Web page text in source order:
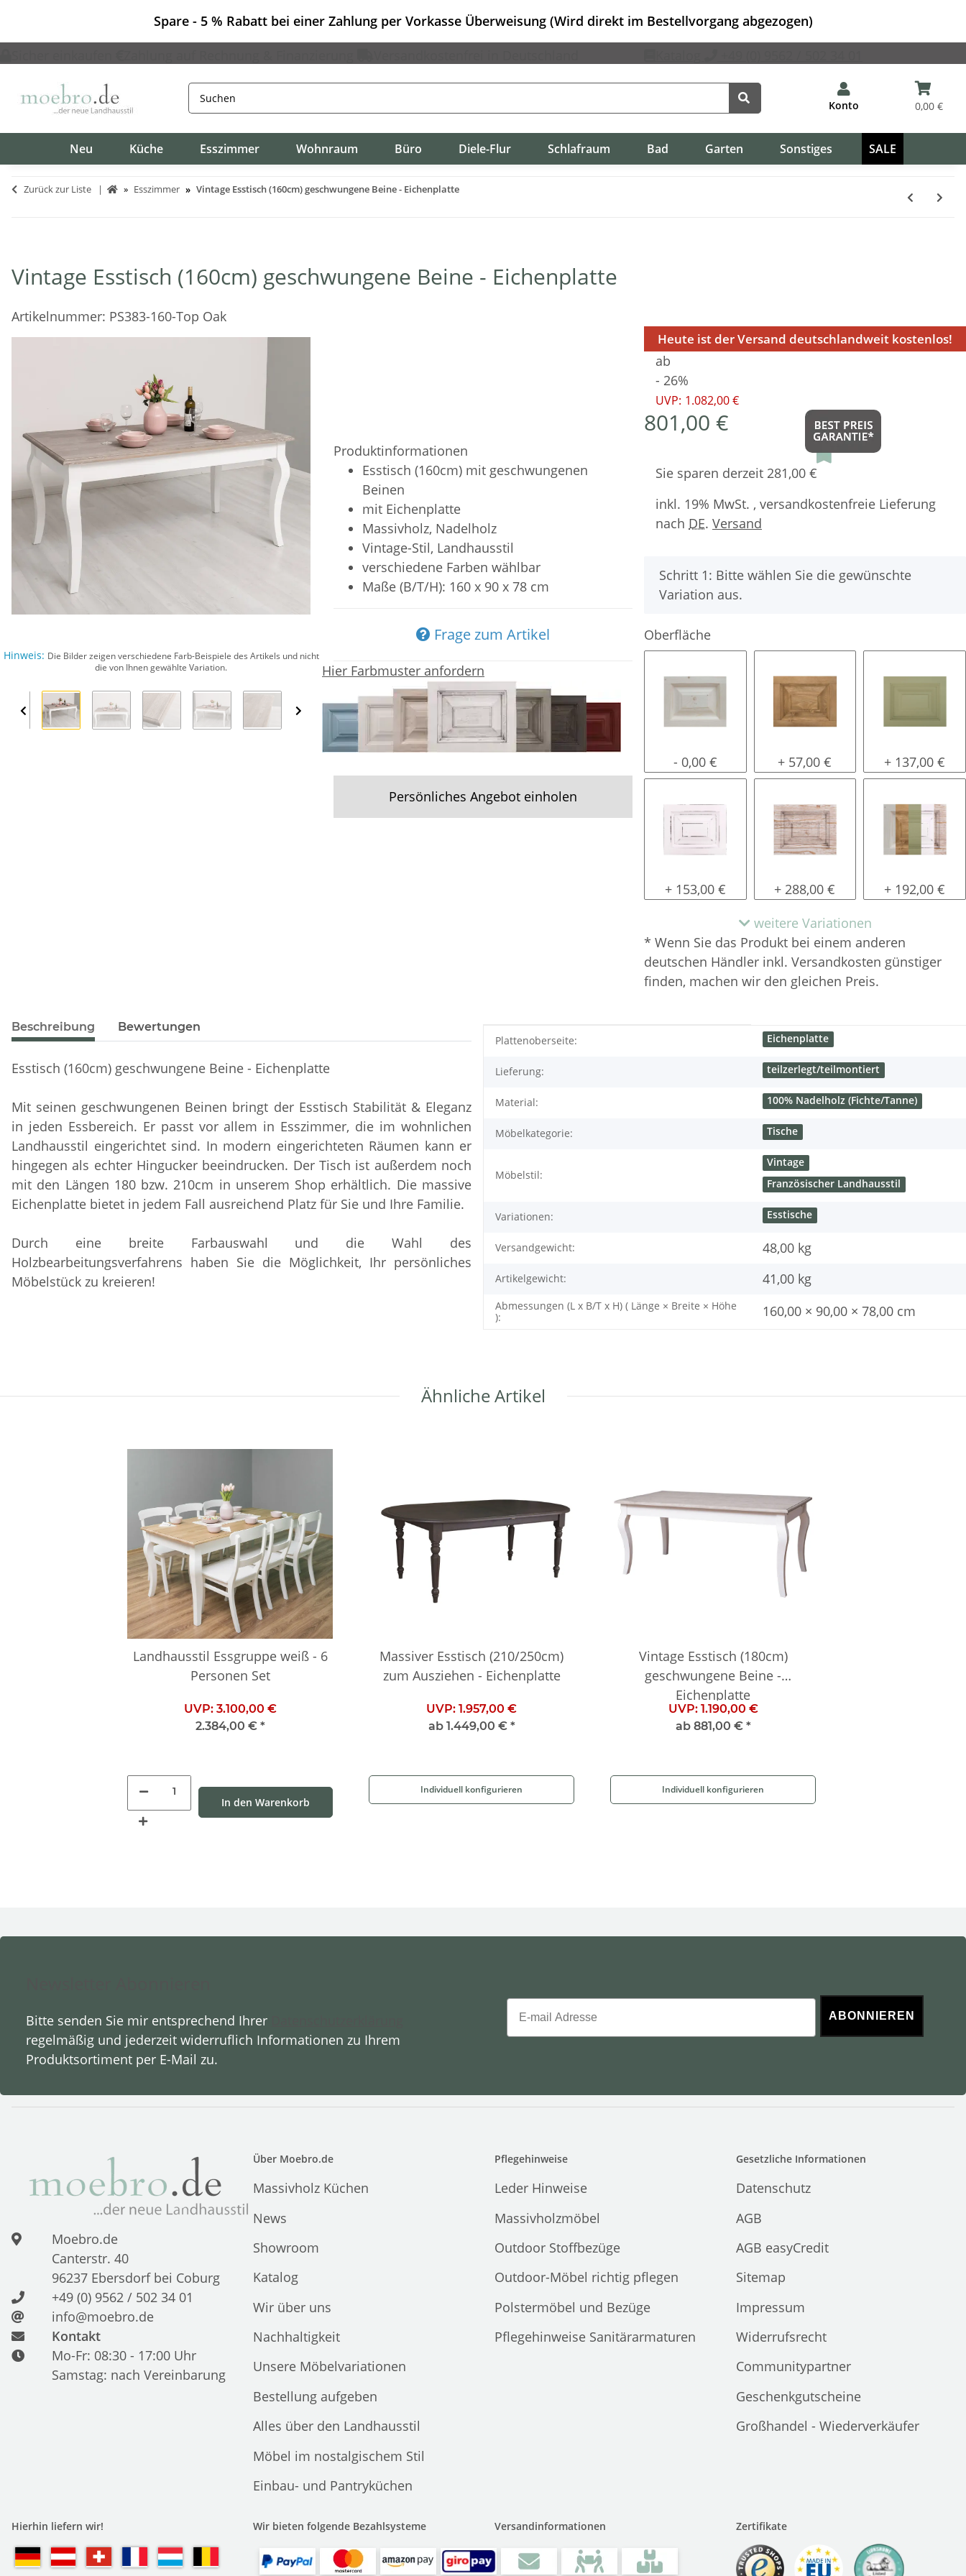
Spare - 5 % Rabatt bei einer Zahlung per Vorkasse Überweisung (Wird direkt im Bestellvorgang abgezogen)
Konto 0,00 €
Neu Küche Esszimmer Wohnraum Büro Diele-Flur Schlafraum Bad Garten Sonstiges SALE
Zurück zur Liste Esszimmer Vintage Esstisch (160cm) geschwungene Beine - Eichenplatte
Vintage Esstisch (160cm) geschwungene Beine - Eichenplatte
Artikelnummer: PS383-160-Top Oak
Hinweis: Die Bilder zeigen verschiedene Farb-Beispiele des Artikels und nicht
die von Ihnen gewählte Variation.
Produktinformationen
Esstisch (160cm) mit geschwungenen
Beinen
mit Eichenplatte
Massivholz, Nadelholz
Vintage-Stil, Landhausstil
verschiedene Farben wählbar
Maße (B/T/H): 160 x 90 x 78 cm
Frage zum Artikel
Hier Farbmuster anfordern
Persönliches Angebot einholen
Heute ist der Versand deutschlandweit kostenlos!
ab
- 26%
UVP: 1.082,00 €
801,00 €
Sie sparen derzeit 281,00 €
inkl. 19% MwSt. , versandkostenfreie Lieferung
nach DE. Versand
x
Schritt 1: Bitte wählen Sie die gewünschte
Variation aus.
Oberfläche
natur (unlackiert)
- 0,00 € gewachst
+ 57,00 € lackiert
+ 137,00 €
shabby chic / antik look
+ 153,00 € tief gebürstet
+ 288,00 € Konfigurator
+ 192,00 €
weitere Variationen
* Wenn Sie das Produkt bei einem anderen
deutschen Händler inkl. Versandkosten günstiger
finden, machen wir den gleichen Preis.
Beschreibung Bewertungen
Esstisch (160cm) geschwungene Beine - Eichenplatte
Mit seinen geschwungenen Beinen bringt der Esstisch Stabilität & Eleganz
in jeden Essbereich. Er passt vor allem in Esszimmer, die im wohnlichen
Landhausstil eingerichtet sind. In modern eingerichteten Räumen kann er
hingegen als echter Hingucker beeindrucken. Der Tisch ist außerdem noch
mit den Längen 180 bzw. 210cm in unserem Shop erhältlich. Die massive
Eichenplatte bietet in jedem Fall ausreichend Platz für Sie und Ihre Familie.
Durch eine breite Farbauswahl und die Wahl des
Holzbearbeitungsverfahrens haben Sie die Möglichkeit, Ihr persönliches
Möbelstück zu kreieren!
Produkteigenschaft
Wert
Plattenoberseite: Eichenplatte
Lieferung: teilzerlegt/teilmontiert
Material: 100% Nadelholz (Fichte/Tanne)
Möbelkategorie: Tische
Möbelstil:
Vintage
Französischer Landhausstil
Variationen: Esstische
Versandgewicht: 48,00 kg
Artikelgewicht: 41,00 kg
Abmessungen (L x B/T x H) ( Länge × Breite × Höhe
):
160,00 × 90,00 × 78,00 cm
Ähnliche Artikel
Landhausstil Essgruppe weiß - 6
Personen Set
UVP: 3.100,00 €
2.384,00 € *
In den Warenkorb
Massiver Esstisch (210/250cm)
zum Ausziehen - Eichenplatte
UVP: 1.957,00 €
ab 1.449,00 € *
Individuell konfigurieren
Vintage Esstisch (180cm)
geschwungene Beine -
Eichenplatte
UVP: 1.190,00 €
ab 881,00 € *
Individuell konfigurieren
Bitte senden Sie mir entsprechend Ihrer
regelmäßig und jederzeit widerruflich Informationen zu Ihrem
Produktsortiment per E-Mail zu.
Email
ABONNIEREN
Moebro.de
Canterstr. 40
96237 Ebersdorf bei Coburg
+49 (0) 9562 / 502 34 01
info@moebro.de
Kontakt
Mo-Fr: 08:30 - 17:00 Uhr
Samstag: nach Vereinbarung
Über Moebro.de
Massivholz Küchen
News
Showroom
Katalog
Wir über uns
Nachhaltigkeit
Unsere Möbelvariationen
Bestellung aufgeben
Alles über den Landhausstil
Möbel im nostalgischem Stil
Einbau- und Pantryküchen
Pflegehinweise
Leder Hinweise
Massivholzmöbel
Outdoor Stoffbezüge
Outdoor-Möbel richtig pflegen
Polstermöbel und Bezüge
Pflegehinweise Sanitärarmaturen
Gesetzliche Informationen
Datenschutz
AGB
AGB easyCredit
Sitemap
Impressum
Widerrufsrecht
Communitypartner
Geschenkgutscheine
Großhandel - Wiederverkäufer
Hierhin liefern wir! Wir bieten folgende Bezahlsysteme Versandinformationen Zertifikate